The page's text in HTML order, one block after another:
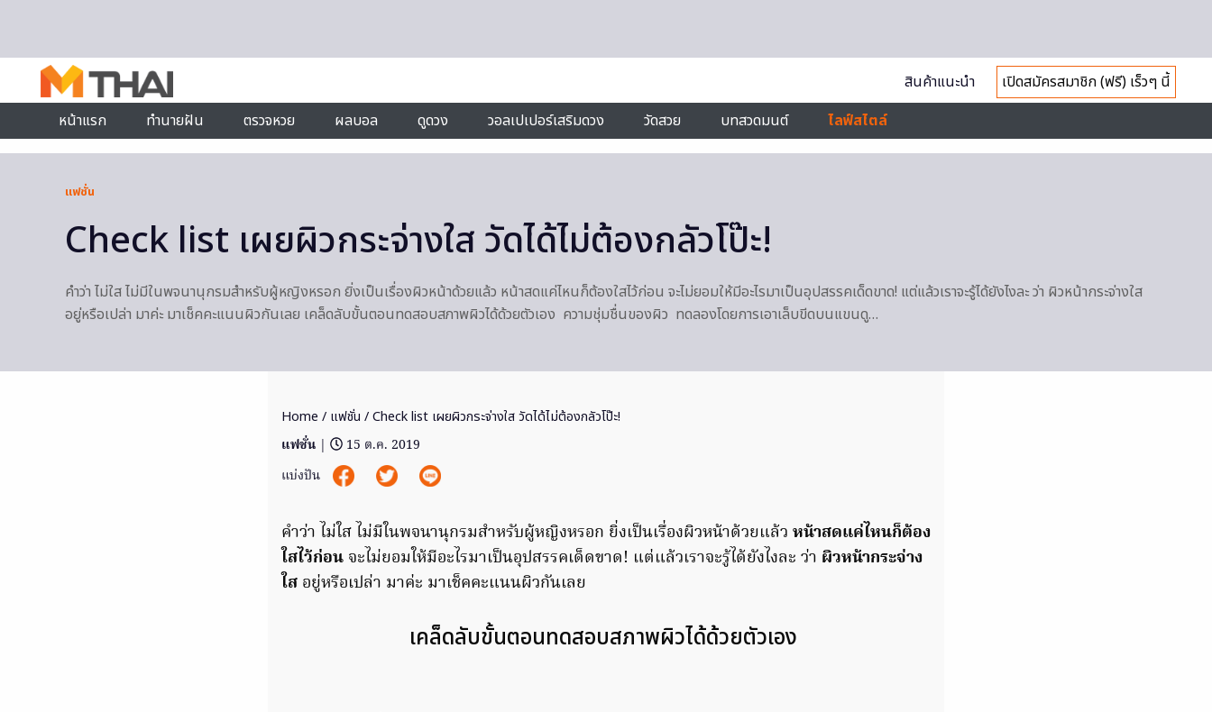
สินค้าแนะนำ
เปิดสมัครสมาชิก (ฟรี) เร็วๆ นี้
หน้าแรก
ทำนายฝัน ตรวจหวย ผลบอล ดูดวง วอลเปเปอร์เสริมดวง วัดสวย บทสวดมนต์ ไลฟ์สไตล์
แฟชั่น
Check list เผยผิวกระจ่างใส วัดได้ไม่ต้องกลัวโป๊ะ!
คำว่า ไม่ใส ไม่มีในพจนานุกรมสำหรับผู้หญิงหรอก ยิ่งเป็นเรื่องผิวหน้าด้วยแล้ว หน้าสดแค่ไหนก็ต้องใสไว้ก่อน จะไม่ยอมให้มีอะไรมาเป็นอุปสรรคเด็ดขาด! แต่แล้วเราจะรู้ได้ยังไงละ ว่า ผิวหน้ากระจ่างใส
อยู่หรือเปล่า มาค่ะ มาเช็คคะแนนผิวกันเลย เคล็ดลับขั้นตอนทดสอบสภาพผิวได้ด้วยตัวเอง ความชุ่มชื่นของผิว ทดลองโดยการเอาเล็บขีดบนแขนดู…
Home / แฟชั่น / Check list เผยผิวกระจ่างใส วัดได้ไม่ต้องกลัวโป๊ะ!
แฟชั่น |
15 ต.ค. 2019
แบ่งปัน
คำว่า ไม่ใส ไม่มีในพจนานุกรมสำหรับผู้หญิงหรอก ยิ่งเป็นเรื่องผิวหน้าด้วยแล้ว หน้าสดแค่ไหนก็ต้อง
ใสไว้ก่อน จะไม่ยอมให้มีอะไรมาเป็นอุปสรรคเด็ดขาด! แต่แล้วเราจะรู้ได้ยังไงละ ว่า ผิวหน้ากระจ่าง
ใส อยู่หรือเปล่า มาค่ะ มาเช็คคะแนนผิวกันเลย
เคล็ดลับขั้นตอนทดสอบสภาพผิวได้ด้วยตัวเอง